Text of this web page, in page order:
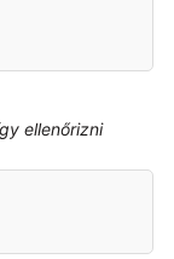
ellenőrizni